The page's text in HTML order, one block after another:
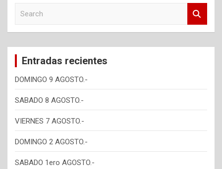
c
Entradas recientes
DOMINGO 9 AGOSTO.-
SABADO 8 AGOSTO.-
VIERNES 7 AGOSTO.-
DOMINGO 2 AGOSTO.-
SABADO 1ero AGOSTO.-